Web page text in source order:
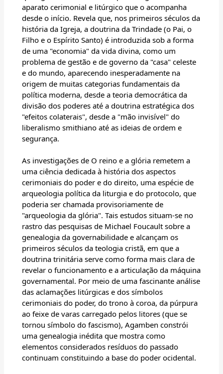
aparato cerimonial e litúrgico que o acompanha
desde o início. Revela que, nos primeiros séculos da
história da Igreja, a doutrina da Trindade (o Pai, o
Filho e o Espírito Santo) é introduzida sob a forma
de uma "economia" da vida divina, como um
problema de gestão e de governo da "casa" celeste
e do mundo, aparecendo inesperadamente na
origem de muitas categorias fundamentais da
política moderna, desde a teoria democrática da
divisão dos poderes até a doutrina estratégica dos
"efeitos colaterais", desde a "mão invisível" do
liberalismo smithiano até as ideias de ordem e
segurança.
As investigações de O reino e a glória remetem a
uma ciência dedicada à história dos aspectos
cerimoniais do poder e do direito, uma espécie de
arqueologia política da liturgia e do protocolo, que
poderia ser chamada provisoriamente de
"arqueologia da glória". Tais estudos situam-se no
rastro das pesquisas de Michael Foucault sobre a
genealogia da governabilidade e alcançam os
primeiros séculos da teologia cristã, em que a
doutrina trinitária serve como forma mais clara de
revelar o funcionamento e a articulação da máquina
governamental. Por meio de uma fascinante análise
das aclamações litúrgicas e dos símbolos
cerimoniais do poder, do trono à coroa, da púrpura
ao feixe de varas carregado pelos litores (que se
tornou símbolo do fascismo), Agamben constrói
uma genealogia inédita que mostra como
elementos considerados resíduos do passado
continuam constituindo a base do poder ocidental.